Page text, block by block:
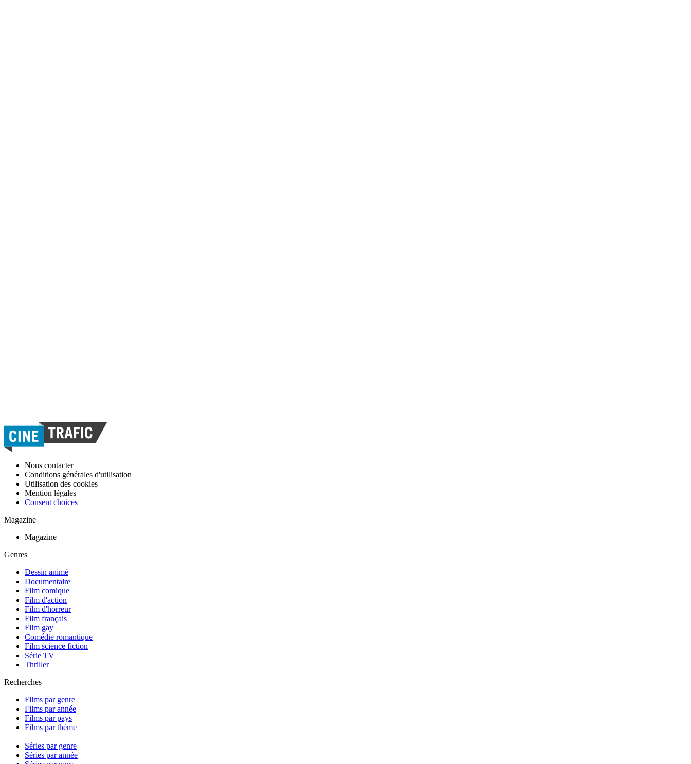
Nous contacter
Conditions générales d'utilisation
Utilisation des cookies
Mention légales
Consent choices
Magazine
Magazine
Genres
Dessin animé
Documentaire
Film comique
Film d'action
Film d'horreur
Film français
Film gay
Comédie romantique
Film science fiction
Série TV
Thriller
Recherches
Films par genre
Films par année
Films par pays
Films par thème
Séries par genre
Séries par année